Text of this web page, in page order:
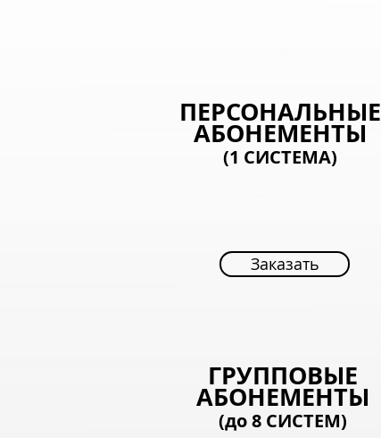
ВЫГОДНЫЙ
АБОНЕМЕНТ
ПЕРСОНАЛЬНЫЕ
АБОНЕМЕНТЫ
(1 СИСТЕМА)
Заказать
ГРУППОВЫЕ
АБОНЕМЕНТЫ
(до 8 СИСТЕМ)